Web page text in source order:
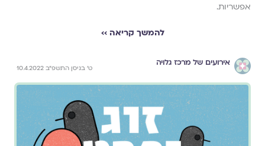
אפשריות.
להמשך קריאה ››
אירועים של מרכז גלויה
ט׳ בניסן התשפ״ב 10.4.2022